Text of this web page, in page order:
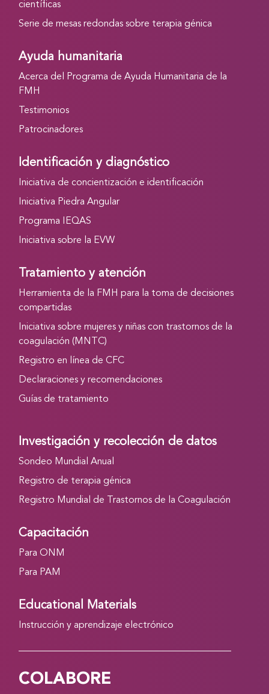
científicas
Serie de mesas redondas sobre terapia génica
Ayuda humanitaria
Acerca del Programa de Ayuda Humanitaria de la
FMH
Testimonios
Patrocinadores
Identificación y diagnóstico
Iniciativa de concientización e identificación
Iniciativa Piedra Angular
Programa IEQAS
Iniciativa sobre la EVW
Tratamiento y atención
Herramienta de la FMH para la toma de decisiones
compartidas
Iniciativa sobre mujeres y niñas con trastornos de la
coagulación (MNTC)
Registro en línea de CFC
Declaraciones y recomendaciones
Guías de tratamiento
Investigación y recolección de datos
Sondeo Mundial Anual
Registro de terapia génica
Registro Mundial de Trastornos de la Coagulación
Capacitación
Para ONM
Para PAM
Educational Materials
Instrucción y aprendizaje electrónico
COLABORE